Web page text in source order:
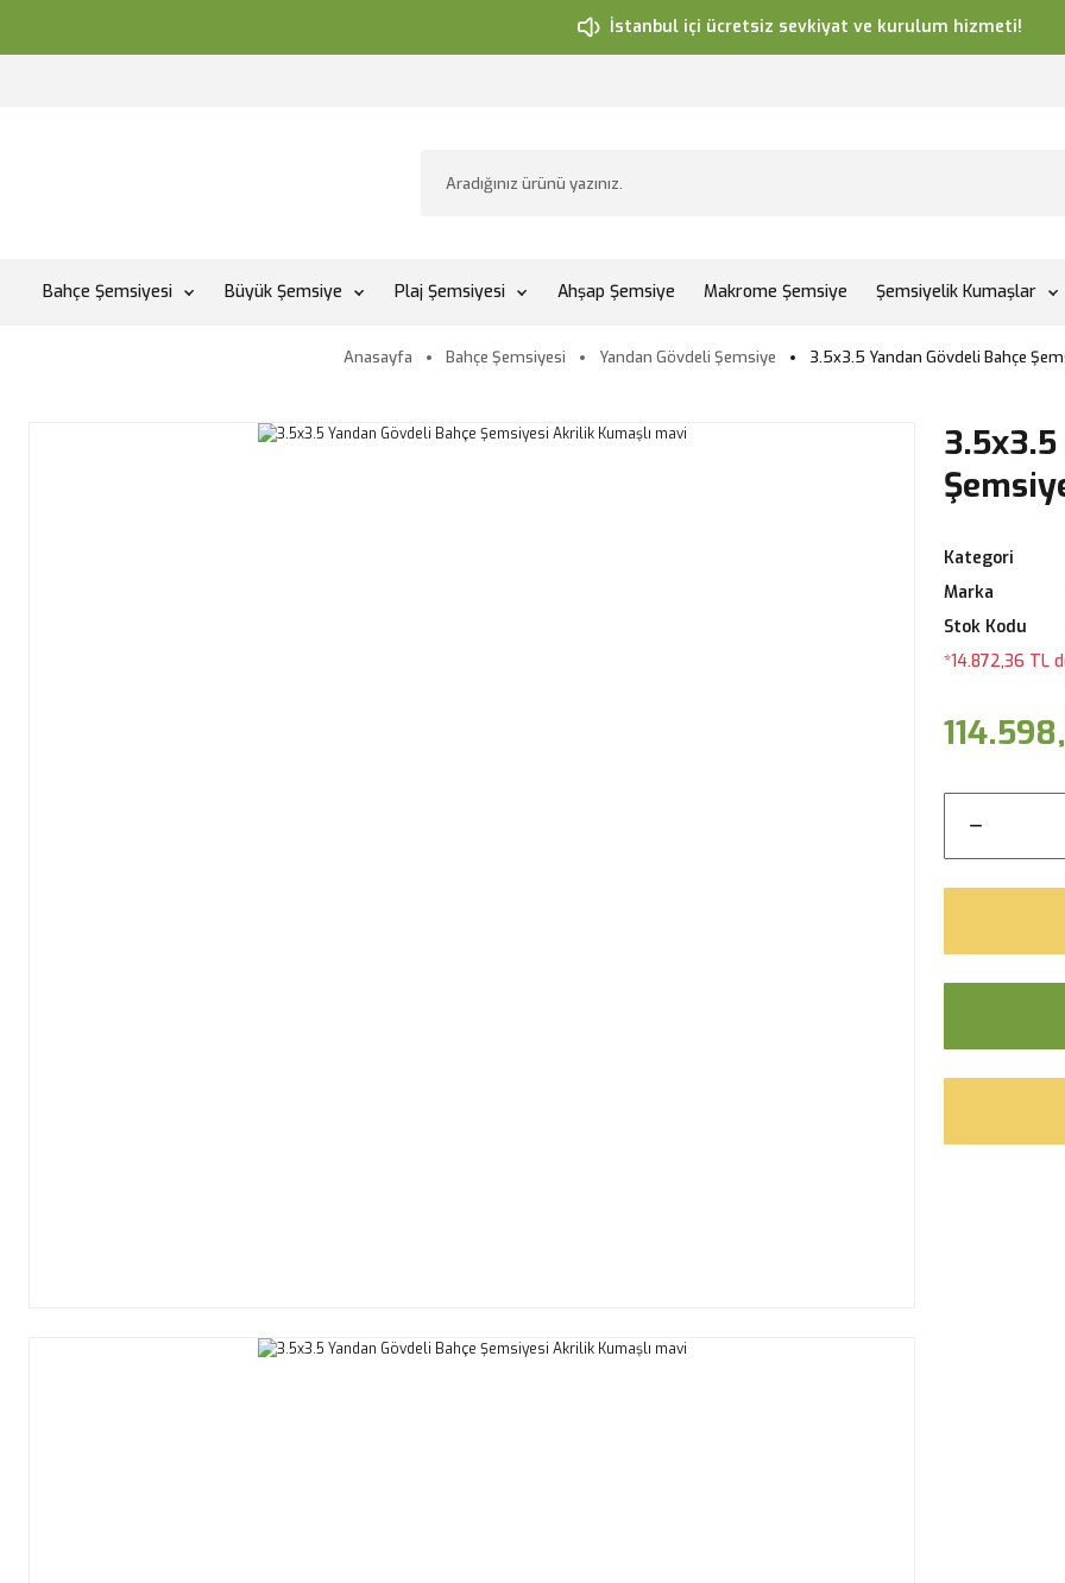
İstanbul içi ücretsiz sevkiyat ve kurulum hizmeti!
Bahçe Şemsiyesi Büyük Şemsiye Plaj Şemsiyesi Ahşap Şemsiye Makrome Şemsiye Şemsiyelik Kumaşlar
Anasayfa Bahçe Şemsiyesi Yandan Gövdeli Şemsiye 3.5x3.5 Yandan Gövdeli Bahçe
Kategori
Marka
Stok Kodu
*14.872,36 TL